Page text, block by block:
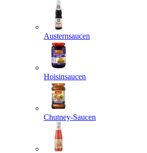
Austernsaucen
Hoisinsaucen
Chutney-Saucen